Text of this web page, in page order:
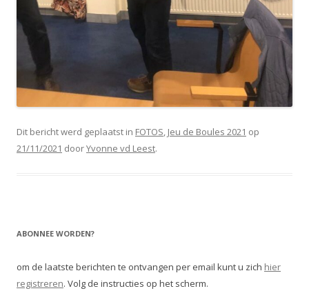
Dit bericht werd geplaatst in FOTOS, Jeu de Boules 2021 op
21/11/2021 doorYvonne vd Leest.
ABONNEE WORDEN?
om de laatste berichten te ontvangen per email kunt u zich hier
registreren. Volg de instructies op het scherm.